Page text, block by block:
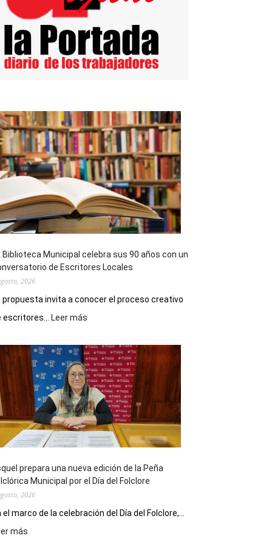
Biblioteca Municipal celebra sus 90 años con un
de Escritores Locales
2026
propuesta invita a conocer el proceso creativo
escritores...
Leer más
Municipal
celebra
sus
90
años
con
un
Conversatorio
Escritores
Locales
prepara una nueva edición de la Peña
Municipal por el Día del Folclore
2026
el marco de la celebración del Día del Folclore,...
más